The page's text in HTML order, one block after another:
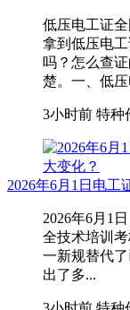
低压电工证
拿到低压电
吗？怎么查
楚。一、低
3小时前 特种
2026年6月1日电工
2026年6月1
全技术培训
一新规替代
出了多...